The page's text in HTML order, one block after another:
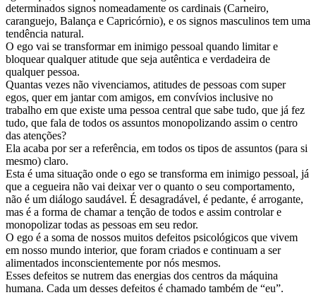
determinados signos nomeadamente os cardinais (Carneiro,
caranguejo, Balança e Capricórnio), e os signos masculinos tem uma
tendência natural.
O ego vai se transformar em inimigo pessoal quando limitar e
bloquear qualquer atitude que seja autêntica e verdadeira de
qualquer pessoa.
Quantas vezes não vivenciamos, atitudes de pessoas com super
egos, quer em jantar com amigos, em convívios inclusive no
trabalho em que existe uma pessoa central que sabe tudo, que já fez
tudo, que fala de todos os assuntos monopolizando assim o centro
das atenções?
Ela acaba por ser a referência, em todos os tipos de assuntos (para si
mesmo) claro.
Esta é uma situação onde o ego se transforma em inimigo pessoal, já
que a cegueira não vai deixar ver o quanto o seu comportamento,
não é um diálogo saudável. É desagradável, é pedante, é arrogante,
mas é a forma de chamar a tenção de todos e assim controlar e
monopolizar todas as pessoas em seu redor.
O ego é a soma de nossos muitos defeitos psicológicos que vivem
em nosso mundo interior, que foram criados e continuam a ser
alimentados inconscientemente por nós mesmos.
Esses defeitos se nutrem das energias dos centros da máquina
humana. Cada um desses defeitos é chamado também de “eu”.